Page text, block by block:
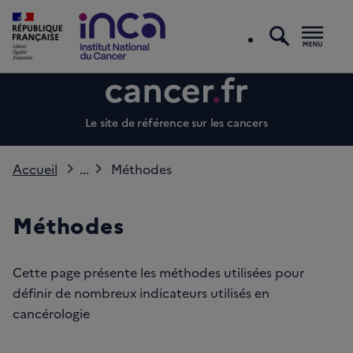
Le site de référence sur les cancers
Accueil ... Méthodes
Méthodes
Cette page présente les méthodes utilisées pour
définir de nombreux indicateurs utilisés en
cancérologie